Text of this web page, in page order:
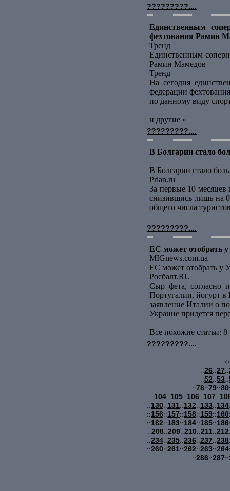
?????????....
Единственным
фехтования Рамин
Тренд
Единственным
Рамин Мамедов
Тренд
На сегодня
федерации
по данному виду
и другие »
?????????....
В Болгарии стало
В Болгарии стало
Prian.ru
За первые 10
снизившись лишь на
общего числа
?????????....
ЕС может отобрать
MIGnews.com.ua
ЕС может отобрать у
Росбалт.RU
Сыр фета, согласно
Португалии, йогурт в
заявление Италии о
Украине придется
Все похожие статьи: 8
?????????....
::26::27::
::52::53::
::78::79::80
::104::105::106::107::
::130::131::132::133::134
::156::157::158::159::160
::182::183::184::185::186
::208::209::210::211::212
::234::235::236::237::238
::260::261::262::263::264
::286::287::